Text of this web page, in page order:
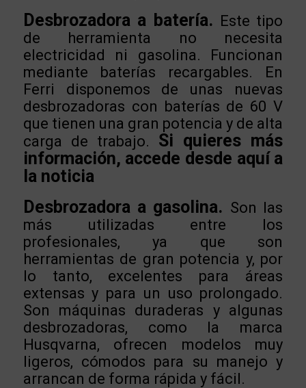
Desbrozadora a batería. Este tipo
de herramienta no necesita
electricidad ni gasolina. Funcionan
mediante baterías recargables. En
Ferri disponemos de unas nuevas
desbrozadoras con baterías de 60 V
que tienen una gran potencia y de alta
carga de trabajo. Si quieres más
información, accede desde aquí a
la noticia
Desbrozadora a gasolina. Son las
más utilizadas entre los
profesionales, ya que son
herramientas de gran potencia y, por
lo tanto, excelentes para áreas
extensas y para un uso prolongado.
Son máquinas duraderas y algunas
desbrozadoras, como la marca
Husqvarna, ofrecen modelos muy
ligeros, cómodos para su manejo y
arrancan de forma rápida y fácil.